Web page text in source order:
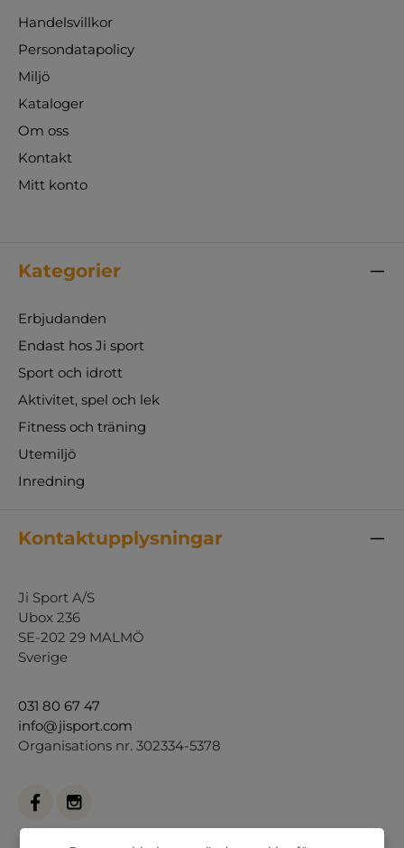
Handelsvillkor
Persondatapolicy
Miljö
Kataloger
Om oss
Kontakt
Mitt konto
Kategorier
Erbjudanden
Endast hos Ji sport
Sport och idrott
Aktivitet, spel och lek
Fitness och träning
Utemiljö
Inredning
Kontaktupplysningar
Ji Sport A/S
Ubox 236
SE-202 29 MALMÖ
Sverige
031 80 67 47
info@jisport.com
Organisations nr. 302334-5378